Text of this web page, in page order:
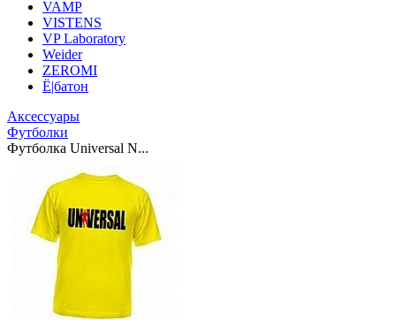
VAMP
VISTENS
VP Laboratory
Weider
ZEROMI
Ё|батон
Аксессуары
Футболки
Футболка Universal N...